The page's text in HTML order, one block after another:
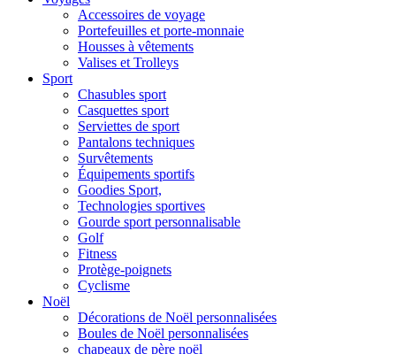
Accessoires de voyage
Portefeuilles et porte-monnaie
Housses à vêtements
Valises et Trolleys
Sport
Chasubles sport
Casquettes sport
Serviettes de sport
Pantalons techniques
Survêtements
Équipements sportifs
Goodies Sport,
Technologies sportives
Gourde sport personnalisable
Golf
Fitness
Protège-poignets
Cyclisme
Noël
Décorations de Noël personnalisées
Boules de Noël personnalisées
chapeaux de père noël